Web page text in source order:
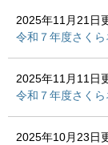
2025年11月21日
令和７年度さくら
2025年11月11日
令和７年度さくら
2025年10月23日